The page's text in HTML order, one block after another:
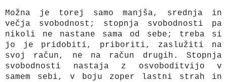
Možna je torej samo manjša, srednja in
večja svobodnost; stopnja svobodnosti pa
nikoli ne nastane sama od sebe; treba si
jo je pridobiti, priboriti, zaslužiti na
svoj račun, ne na račun drugih. Stopnja
svobodnosti nastaja z osvoboditvijo v
samem sebi, v boju zoper lastni strah in